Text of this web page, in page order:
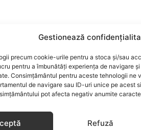
Gestionează
precum cookie-urile pentru a stoca și/sau
pentru a îmbunătăți experiența de navigare
Consimțământul pentru aceste tehnologii ne
de navigare sau ID-uri unice pe acest
pot afecta negativ anumite
Refuză
Controlul parintilor